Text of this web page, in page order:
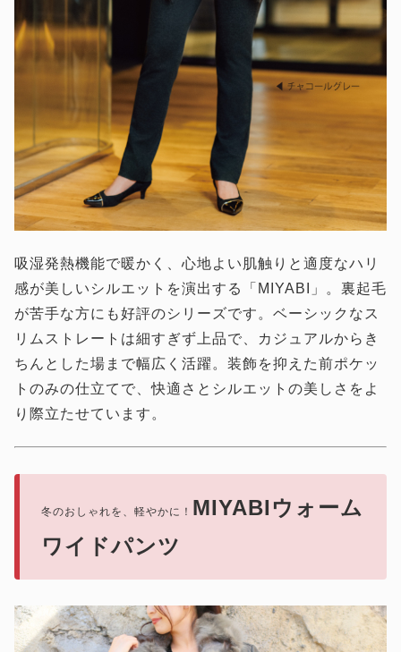
吸湿発熱機能で暖かく、心地よい肌触りと適度なハリ
感が美しいシルエットを演出する「MIYABI」。裏起毛
が苦手な方にも好評のシリーズです。ベーシックなス
リムストレートは細すぎず上品で、カジュアルからき
ちんとした場まで幅広く活躍。装飾を抑えた前ポケッ
トのみの仕立てで、快適さとシルエットの美しさをよ
り際立たせています。
冬のおしゃれを、軽やかに！ MIYABIウォーム
ワイドパンツ